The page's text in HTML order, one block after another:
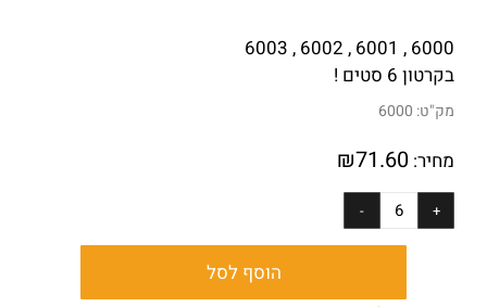
6000 , 6001 , 6002 , 6003
בקרטון 6 סטים !
מק"ט: 6000
מחיר: ₪71.60
הוסף לסל